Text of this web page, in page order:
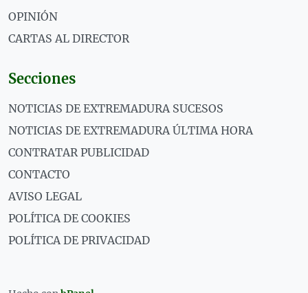
OPINIÓN
CARTAS AL DIRECTOR
Secciones
NOTICIAS DE EXTREMADURA SUCESOS
NOTICIAS DE EXTREMADURA ÚLTIMA HORA
CONTRATAR PUBLICIDAD
CONTACTO
AVISO LEGAL
POLÍTICA DE COOKIES
POLÍTICA DE PRIVACIDAD